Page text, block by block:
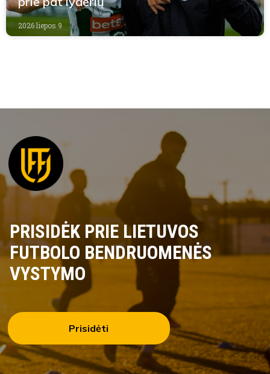
2026 liepos 9
PRISIDĖK PRIE LIETUVOS
FUTBOLO BENDRUOMENĖS
VYSTYMO
Prisidėti